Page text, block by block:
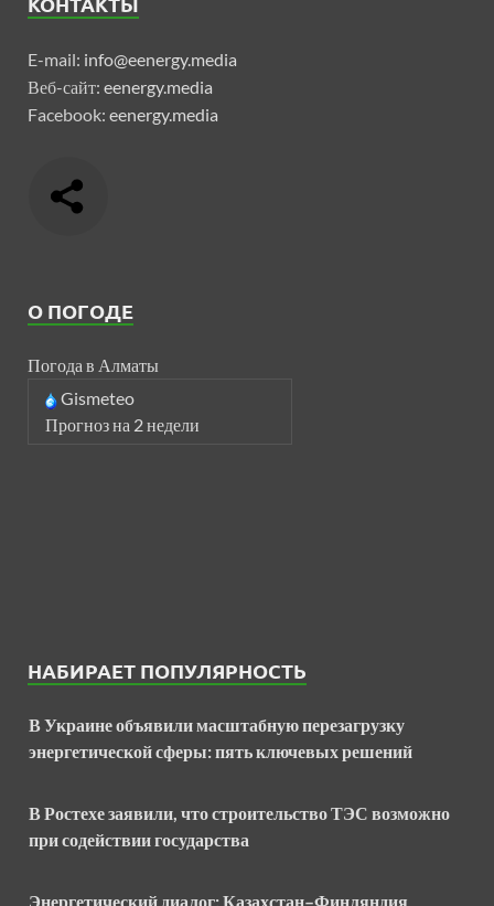
E-mail: info@eenergy.media
Веб-сайт: eenergy.media
Facebook: eenergy.media
О ПОГОДЕ
Погода в Алматы
Gismeteo
Прогноз на 2 недели
НАБИРАЕТ ПОПУЛЯРНОСТЬ
В Украине объявили масштабную перезагрузку
энергетической сферы: пять ключевых решений
В Ростехе заявили, что строительство ТЭС возможно
при содействии государства
Энергетический диалог: Казахстан–Финляндия